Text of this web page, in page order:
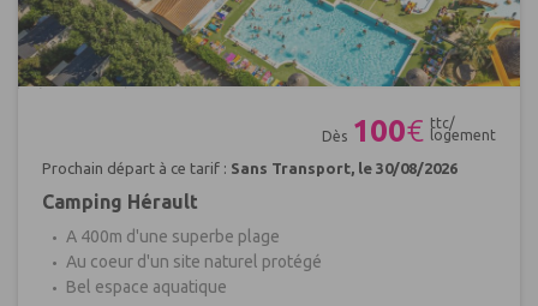
Dès 100€ ttc/
logement
Prochain départ à ce tarif : Sans Transport, le 30/08/2026
Camping Hérault
A 400m d'une superbe plage
Au coeur d'un site naturel protégé
Bel espace aquatique